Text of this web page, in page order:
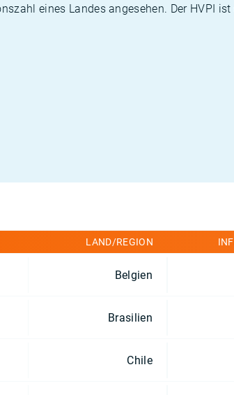
eines Landes angesehen. Der HVPI
LAND/REGION
Belgien
Brasilien
Chile